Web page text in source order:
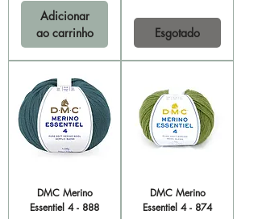
Adicionar
ao carrinho
Esgotado
DMC Merino
Essentiel 4 - 888
DMC Merino
Essentiel 4 - 874